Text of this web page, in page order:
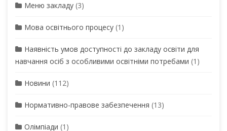
Меню закладу (3)
Мова освітнього процесу (1)
Наявність умов доступності до закладу освіти для
навчання осіб з особливими освітніми потребами (1)
Новини (112)
Нормативно-правове забезпечення (13)
Олімпіади (1)